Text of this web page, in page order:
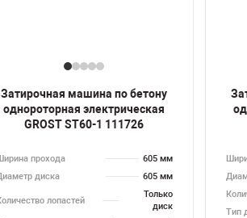
Затирочная машина по бетону
однороторная электрическая
GROST ST60-1 111726
прохода
605 мм
диска
605 мм
лопастей
Только
диск
Тип